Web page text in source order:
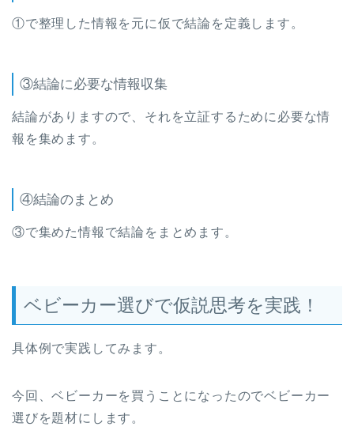
①で整理した情報を元に仮で結論を定義します。
③結論に必要な情報収集
結論がありますので、それを立証するために必要な情
報を集めます。
④結論のまとめ
③で集めた情報で結論をまとめます。
ベビーカー選びで仮説思考を実践！
具体例で実践してみます。
今回、ベビーカーを買うことになったのでベビーカー
選びを題材にします。